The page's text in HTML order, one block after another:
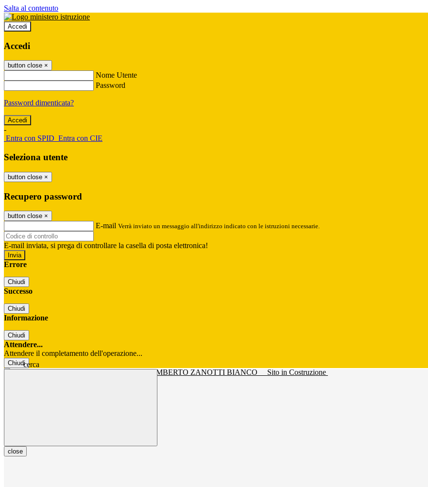
Salta al contenuto
Accedi
Accedi
button close ×
Nome Utente
Password
Password dimenticata?
-
Entra con SPID Entra con CIE
Seleziona utente
button close ×
Recupero password
button close ×
E-mail Verrà inviato un messaggio all'indirizzo indicato con le istruzioni necessarie.
E-mail inviata, si prega di controllare la casella di posta elettronica!
Errore
Chiudi
Successo
Chiudi
Informazione
Chiudi
Attendere...
Attendere il completamento dell'operazione...
Chiudi
Sito in Costruzione
cerca
close